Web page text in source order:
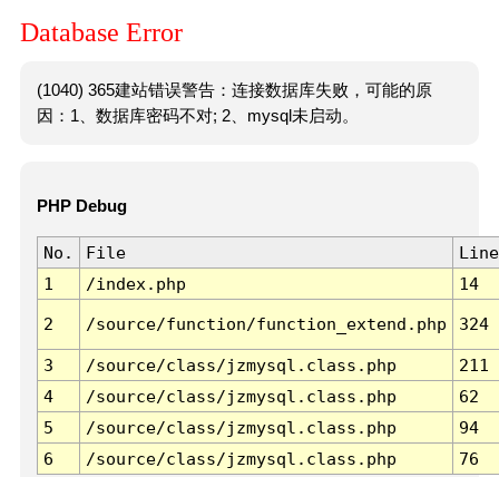
Database Error
(1040) 365建站错误警告：连接数据库失败，可能的原
因：1、数据库密码不对; 2、mysql未启动。
PHP Debug
No. File
Line
1
/index.php 14
2 /source/function/function_extend.php 324
3 /source/class/jzmysql.class.php
211
4
/source/class/jzmysql.class.php
62
5
/source/class/jzmysql.class.php
94
6
/source/class/jzmysql.class.php 76